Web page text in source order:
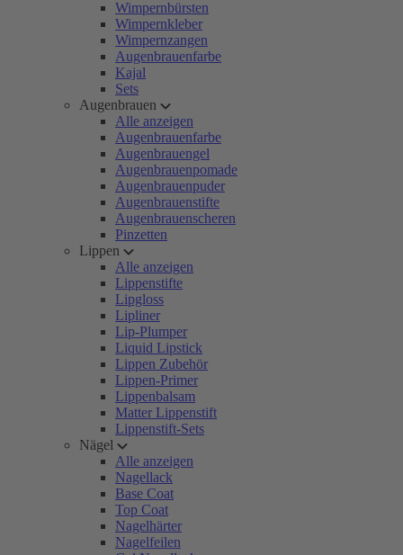
Wimpernbürsten
Wimpernkleber
Wimpernzangen
Augenbrauenfarbe
Kajal
Sets
Augenbrauen
Alle anzeigen
Augenbrauenfarbe
Augenbrauengel
Augenbrauenpomade
Augenbrauenpuder
Augenbrauenstifte
Augenbrauenscheren
Pinzetten
Lippen
Alle anzeigen
Lippenstifte
Lipgloss
Lipliner
Lip-Plumper
Liquid Lipstick
Lippen Zubehör
Lippen-Primer
Lippenbalsam
Matter Lippenstift
Lippenstift-Sets
Nägel
Alle anzeigen
Nagellack
Base Coat
Top Coat
Nagelhärter
Nagelfeilen